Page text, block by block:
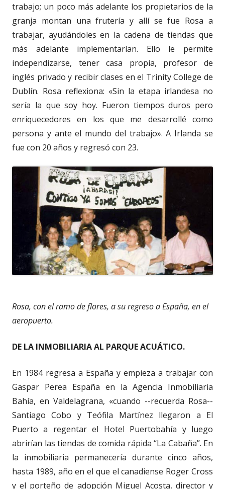
trabajo; un poco más adelante los propietarios de la
granja montan una frutería y allí se fue Rosa a
trabajar, ayudándoles en la cadena de tiendas que
más adelante implementarían. Ello le permite
independizarse, tener casa propia, profesor de
inglés privado y recibir clases en el Trinity College de
Dublín. Rosa reflexiona: «Sin la etapa irlandesa no
sería la que soy hoy. Fueron tiempos duros pero
enriquecedores en los que me desarrollé como
persona y ante el mundo del trabajo». A Irlanda se
fue con 20 años y regresó con 23.
Rosa, con el ramo de flores, a su regreso a España, en el
aeropuerto.
DE LA INMOBILIARIA AL PARQUE ACUÁTICO.
En 1984 regresa a España y empieza a trabajar con
Gaspar Perea España en la Agencia Inmobiliaria
Bahía, en Valdelagrana, «cuando --recuerda Rosa--
Santiago Cobo y Teófila Martínez llegaron a El
Puerto a regentar el Hotel Puertobahía y luego
abrirían las tiendas de comida rápida “La Cabaña”. En
la inmobiliaria permanecería durante cinco años,
hasta 1989, año en el que el canadiense Roger Cross
y el porteño de adopción Miguel Acosta, director y